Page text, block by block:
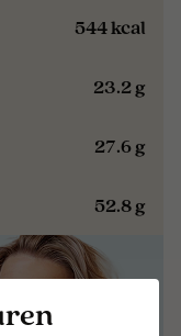
544 kcal
23.2 g
27.6 g
52.8 g